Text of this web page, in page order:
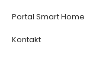
Portal Smart Home
Kontakt